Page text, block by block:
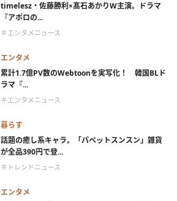
timelesz・佐藤勝利×髙石あかりW主演。ドラマ
『アポロの...
＃エンタメニュース
エンタメ
累計1.7億PV数のWebtoonを実写化！ 韓国BLド
ラマ『...
＃エンタメニュース
暮らす
話題の癒し系キャラ。「パペットスンスン」雑貨
が全品390円で登...
＃トレンドニュース
エンタメ